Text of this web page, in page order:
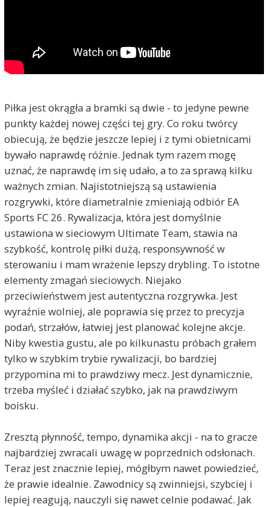
Piłka jest okrągła a bramki są dwie - to jedyne pewne
punkty każdej nowej części tej gry. Co roku twórcy
obiecują, że będzie jeszcze lepiej i z tymi obietnicami
bywało naprawdę różnie. Jednak tym razem mogę
uznać, że naprawdę im się udało, a to za sprawą kilku
ważnych zmian. Najistotniejszą są ustawienia
rozgrywki, które diametralnie zmieniają odbiór EA
Sports FC 26. Rywalizacja, która jest domyślnie
ustawiona w sieciowym Ultimate Team, stawia na
szybkość, kontrolę piłki dużą, responsywność w
sterowaniu i mam wrażenie lepszy drybling. To istotne
elementy zmagań sieciowych. Niejako
przeciwieństwem jest autentyczna rozgrywka. Jest
wyraźnie wolniej, ale poprawia się przez to precyzja
podań, strzałów, łatwiej jest planować kolejne akcje.
Niby kwestia gustu, ale po kilkunastu próbach grałem
tylko w szybkim trybie rywalizacji, bo bardziej
przypomina mi to prawdziwy mecz. Jest dynamicznie,
trzeba myśleć i działać szybko, jak na prawdziwym
boisku.
Zresztą płynność, tempo, dynamika akcji - na to gracze
najbardziej zwracali uwagę w poprzednich odsłonach.
Teraz jest znacznie lepiej, mógłbym nawet powiedzieć,
że prawie idealnie. Zawodnicy są zwinniejsi, szybciej i
lepiej reagują, nauczyli się nawet celnie podawać. Jak